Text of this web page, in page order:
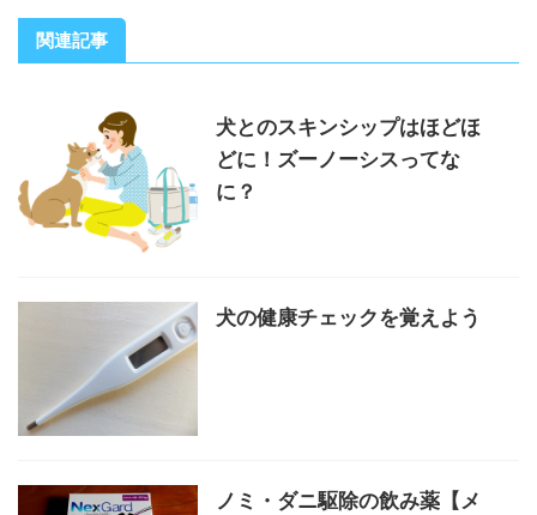
関連記事
犬とのスキンシップはほどほ
どに！ズーノーシスってな
に？
犬の健康チェックを覚えよう
ノミ・ダニ駆除の飲み薬【メ